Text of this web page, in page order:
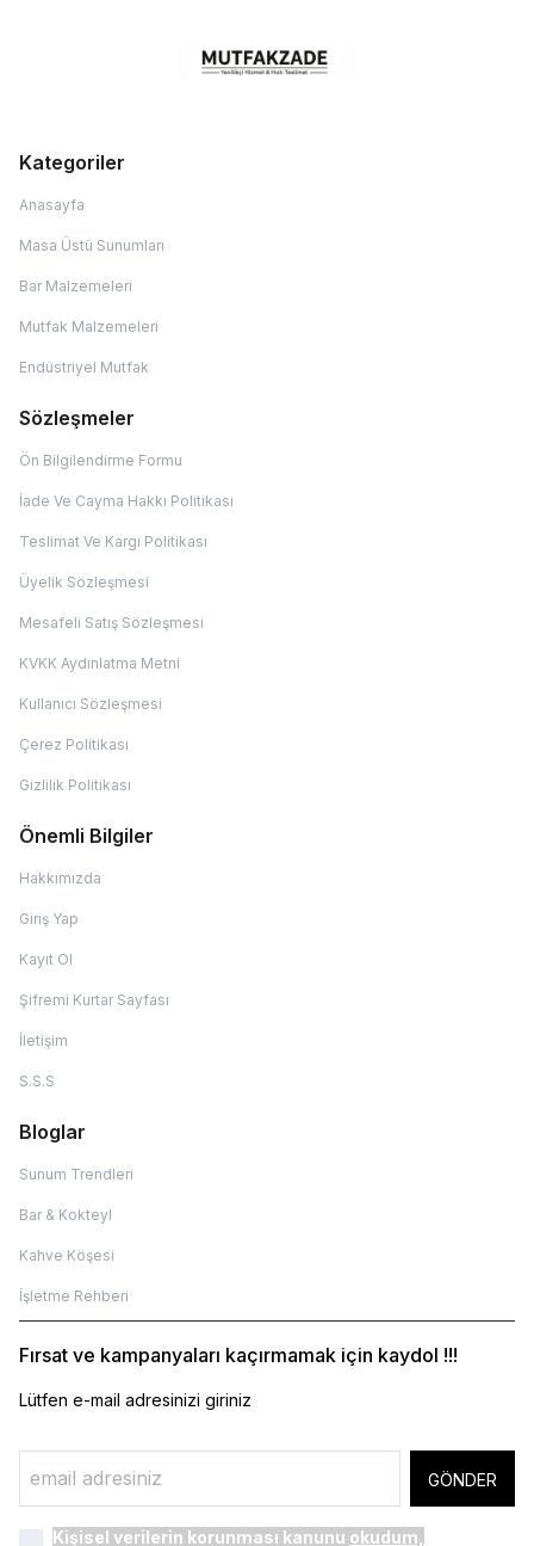
Kategoriler
Anasayfa
Masa Üstü Sunumları
Bar Malzemeleri
Mutfak Malzemeleri
Endüstriyel Mutfak
Sözleşmeler
Ön Bilgilendirme Formu
İade Ve Cayma Hakkı Politikası
Teslimat Ve Kargı Politikası
Üyelik Sözleşmesi
Mesafeli Satış Sözleşmesi
KVKK Aydınlatma Metni
Kullanıcı Sözleşmesi
Çerez Politikası
Gizlilik Politikası
Önemli Bilgiler
Hakkımızda
Giriş Yap
Kayıt Ol
Şifremi Kurtar Sayfası
İletişim
S.S.S
Bloglar
Sunum Trendleri
Bar & Kokteyl
Kahve Köşesi
İşletme Rehberi
Fırsat ve kampanyaları kaçırmamak için kaydol !!!
Lütfen e-mail adresinizi giriniz
GÖNDER
Kişisel verilerin korunması kanunu okudum,